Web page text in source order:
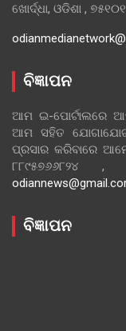
ଖୋର୍ଦ୍ଧା, ଓଡିଶା ,
ବିଜ୍ଞାପନ
ଆମ ଇ-ପୋର୍ଟାଲରେ
ଆମ ସହିତ
ପ୍ରସାର କରିବାରେ
୮୮୯୫୭୬୬୮୨୪
ବିଜ୍ଞାପନ